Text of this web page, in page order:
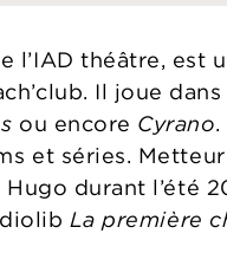
l’IAD théâtre, est
Il joue
ou encore Cyrano
et séries. Metteur
durant l’été
La première